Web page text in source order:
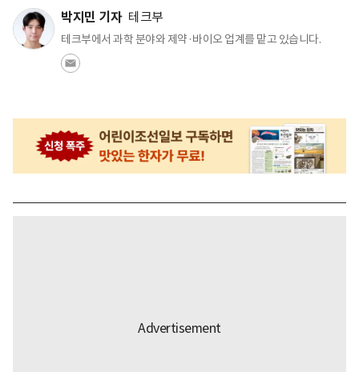
박지민 기자 테크부
테크부에서 과학 분야와 제약·바이오 업계를 맡고 있습니다.